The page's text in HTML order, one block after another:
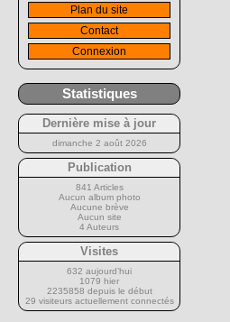
Plan du site
Contact
Connexion
Statistiques
Dernière mise à jour
dimanche 2 août 2026
Publication
841 Articles
Aucun album photo
Aucune brève
Aucun site
4 Auteurs
Visites
632 aujourd’hui
1079 hier
2235858 depuis le début
29 visiteurs actuellement connectés